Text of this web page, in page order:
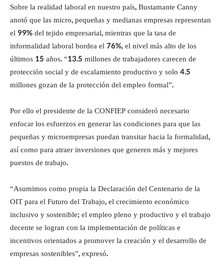
Sobre la realidad laboral en nuestro país, Bustamante Canny
anotó que las micro, pequeñas y medianas empresas representan
el 99% del tejido empresarial, mientras que la tasa de
informalidad laboral bordea el 76%, el nivel más alto de los
últimos 15 años. “13.5 millones de trabajadores carecen de
protección social y de escalamiento productivo y solo 4.5
millones gozan de la protección del empleo formal”.
Por ello el presidente de la CONFIEP consideró necesario
enfocar los esfuerzos en generar las condiciones para que las
pequeñas y microempresas puedan transitar hacia la formalidad,
así como para atraer inversiones que generen más y mejores
puestos de trabajo.
“Asumimos como propia la Declaración del Centenario de la
OIT para el Futuro del Trabajo, el crecimiento económico
inclusivo y sostenible; el empleo pleno y productivo y el trabajo
decente se logran con la implementación de políticas e
incentivos orientados a promover la creación y el desarrollo de
empresas sostenibles”, expresó.